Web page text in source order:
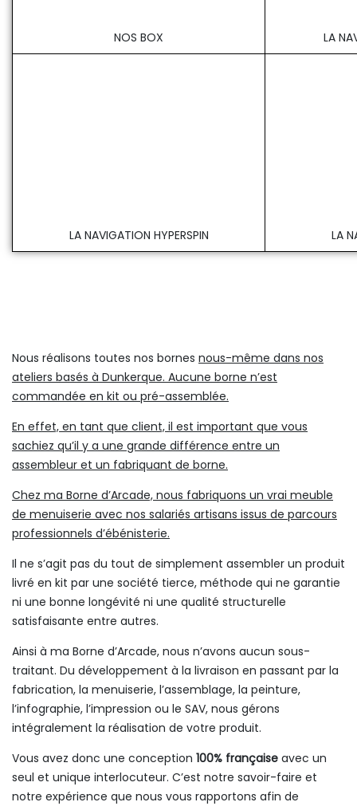
NOS BOX LA
LA NAVIGATION HYPERSPIN LA
Nous réalisons toutes nos bornes nous-même dans nos
ateliers basés à Dunkerque. Aucune borne n’est
commandée en kit ou pré-assemblée.
En effet, en tant que client, il est important que vous
sachiez qu’il y a une grande différence entre un
assembleur et un fabriquant de borne.
Chez ma Borne d’Arcade, nous fabriquons un vrai meuble
de menuiserie avec nos salariés artisans issus de parcours
professionnels d’ébénisterie.
Il ne s’agit pas du tout de simplement assembler un produit
livré en kit par une société tierce, méthode qui ne garantie
ni une bonne longévité ni une qualité structurelle
satisfaisante entre autres.
Ainsi à ma Borne d’Arcade, nous n’avons aucun sous-
traitant. Du développement à la livraison en passant par la
fabrication, la menuiserie, l’assemblage, la peinture,
l’infographie, l’impression ou le SAV, nous gérons
intégralement la réalisation de votre produit.
Vous avez donc une conception 100% française avec un
seul et unique interlocuteur. C’est notre savoir-faire et
notre expérience que nous vous rapportons afin de